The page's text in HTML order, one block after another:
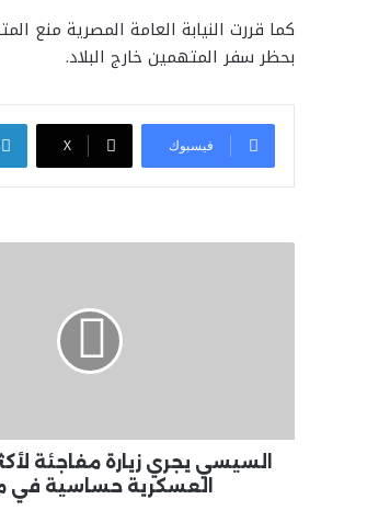
كما قررت النيابة العامة المصرية
بحظر سفر المتهمين خارج البلاد.
فيسبوك ‫X
السيسي
في
مصر السيسي يجري زيارة مفاجئة
العسكرية حساسية في